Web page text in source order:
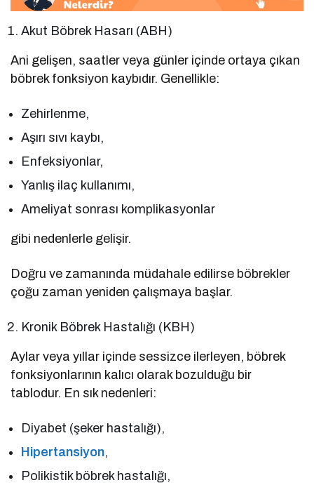
Akut Böbrek Hasarı (ABH)
Ani gelişen, saatler veya günler içinde ortaya çıkan
böbrek fonksiyon kaybıdır. Genellikle:
Zehirlenme,
Aşırı sıvı kaybı,
Enfeksiyonlar,
Yanlış ilaç kullanımı,
Ameliyat sonrası komplikasyonlar
gibi nedenlerle gelişir.
Doğru ve zamanında müdahale edilirse böbrekler
çoğu zaman yeniden çalışmaya başlar.
Kronik Böbrek Hastalığı (KBH)
Aylar veya yıllar içinde sessizce ilerleyen, böbrek
fonksiyonlarının kalıcı olarak bozulduğu bir
tablodur. En sık nedenleri:
Diyabet (şeker hastalığı),
Hipertansiyon,
Polikistik böbrek hastalığı,